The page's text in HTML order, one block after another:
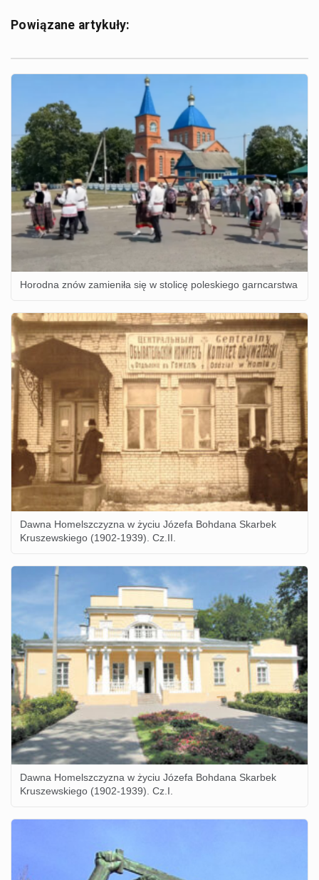
Powiązane artykuły:
Horodna znów zamieniła się w stolicę poleskiego garncarstwa
Dawna Homelszczyzna w życiu Józefa Bohdana Skarbek
Kruszewskiego (1902-1939). Cz.II.
Dawna Homelszczyzna w życiu Józefa Bohdana Skarbek
Kruszewskiego (1902-1939). Cz.I.